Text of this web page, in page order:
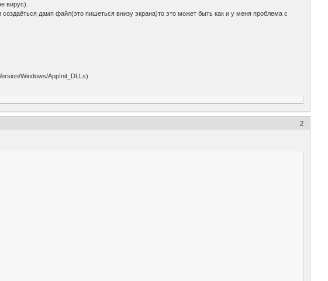
вирус).
дамп файл(это пишеться внизу экрана)то это может быть как и у меня проблема с
Windows/AppInit_DLLs)
2